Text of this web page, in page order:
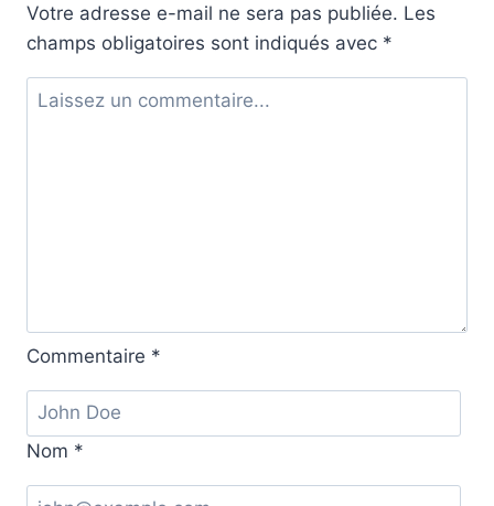
Votre adresse e-mail ne sera pas publiée. Les
champs obligatoires sont indiqués avec *
Commentaire *
Nom *